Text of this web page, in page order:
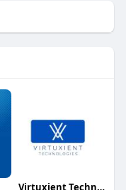
Virtuxient Technology